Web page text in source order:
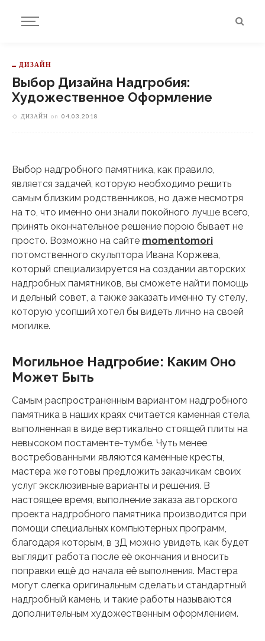
ДИЗАЙН
Выбор Дизайна Надгробия:
Художественное Оформление
ДИЗАЙН on 04.03.2018
Выбор надгробного памятника, как правило,
является задачей, которую необходимо решить
самым близким родственников, но даже несмотря
на то, что именно они знали покойного лучше всего,
принять окончательное решение порою бывает не
просто. Возможно на сайте momentomori
потомственного скульптора Ивана Коржева,
который специализируется на создании авторских
надгробных памятников, вы сможете найти помощь
и дельный совет, а также заказать именно ту стелу,
которую усопший хотел бы видеть лично на своей
могилке.
Могильное Надгробие: Каким Оно
Может Быть
Самым распространенным вариантом надгробного
памятника в наших краях считается каменная стела,
выполненная в виде вертикально стоящей плиты на
невысоком постаменте-тумбе. Чуть менее
востребованными являются каменные кресты,
мастера же готовы предложить заказчикам своих
услуг эксклюзивные варианты и решения. В
настоящее время, выполнение заказа авторского
проекта надгробного памятника производится при
помощи специальных компьютерных программ,
благодаря которым, в 3Д можно увидеть, как будет
выглядит работа после её окончания и вносить
поправки ещё до начала её выполнения. Мастера
могут слегка оригинальным сделать и стандартный
надгробный камень, и такие работы называются
дополнительным художественным оформлением.